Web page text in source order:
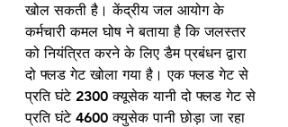
खोल सकती है। केंद्रीय जल आयोग के
कर्मचारी कमल घोष ने बताया है कि जलस्तर
को नियंत्रित करने के लिए डैम प्रबंधन द्वारा
दो फ्लड गेट खोला गया है। एक फ्लड गेट से
प्रति घंटे 2300 क्यूसेक यानी दो फ्लड गेट से
प्रति घंटे 4600 क्युसेक पानी छोड़ा जा रहा